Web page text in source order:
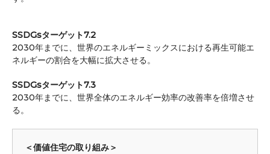
SSDGsターゲット7.2
2030年までに、世界のエネルギーミックスにおける再生可能エ
ネルギーの割合を大幅に拡大させる。
SSDGsターゲット7.3
2030年までに、世界全体のエネルギー効率の改善率を倍増させ
る。
＜価値住宅の取り組み＞